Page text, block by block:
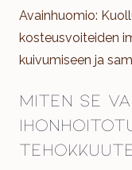
Avainhuomio:
kosteusvoiteiden
kuivumiseen ja
Miten se